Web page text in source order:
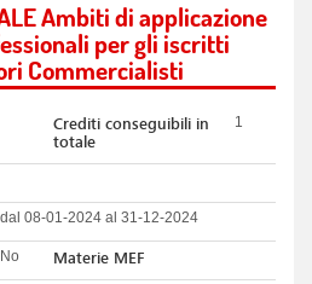
Ambiti di applicazione
per gli iscritti
Commercialisti
Crediti conseguibili in
totale
1
dal 08-01-2024 al 31-12-2024
No Materie MEF